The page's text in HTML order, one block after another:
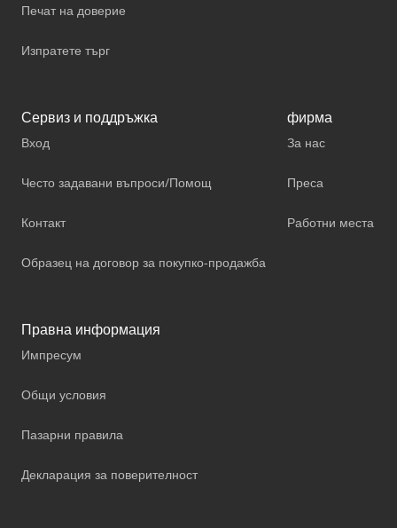
Печат на доверие
Изпратете търг
Сервиз и поддръжка
Вход
Често задавани въпроси/Помощ
Контакт
Образец на договор за покупко-продажба
фирма
За нас
Преса
Работни места
Правна информация
Импресум
Общи условия
Пазарни правила
Декларация за поверителност